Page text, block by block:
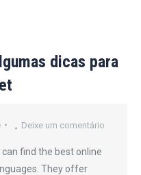
dicas para
Deixe um comentário
can find the best online
They offer